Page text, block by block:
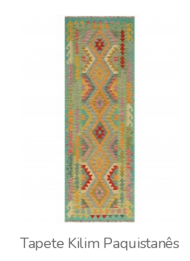
Tapete Kilim Paquistanês